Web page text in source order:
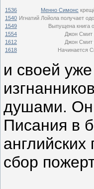
1536 Менно Симонс
1540 Игнатий Лойола получает
1549
Выпущена книга
1554
Джон Смит
1612
Джон Смит
1618
Начинается
и своей
душами. Он
Писания в
сбор